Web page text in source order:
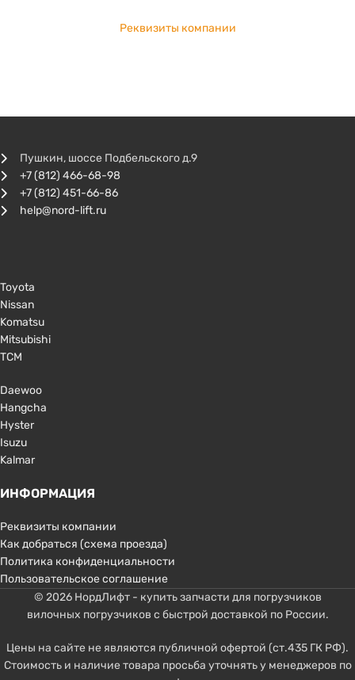
Реквизиты компании
Пушкин, шоссе Подбельского д.9
+7 (812) 466-68-98
+7 (812) 451-66-86
help@nord-lift.ru
Toyota
Nissan
Komatsu
Mitsubishi
TCM
Daewoo
Hangcha
Hyster
Isuzu
Kalmar
ИНФОРМАЦИЯ
Реквизиты компании
Как добраться (схема проезда)
Политика конфиденциальности
Пользовательское соглашение
© 2026 НордЛифт - купить запчасти для погрузчиков
вилочных погрузчиков с быстрой доставкой по России.
Цены на сайте не являются публичной офертой (ст.435 ГК РФ).
Стоимость и наличие товара просьба уточнять у менеджеров по